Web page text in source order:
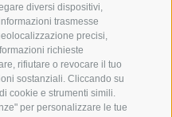
diversi dispositivi,
trasmesse
precisi,
richieste
rifiutare o revocare il tuo
sostanziali. Cliccando su
cookie e strumenti simili.
per personalizzare le tue
di Villandro
del Morto & Lago